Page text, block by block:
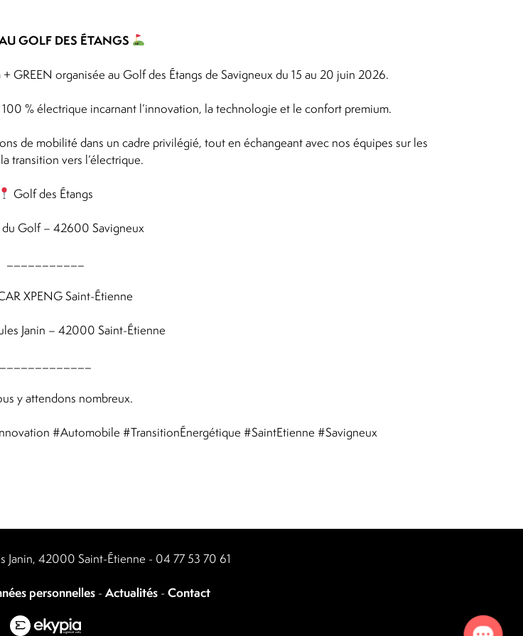
GOLF DES ÉTANGS
GREEN organisée au Golf des Étangs de Savigneux du 15 au 20 juin 2026.
% électrique incarnant l’innovation, la technologie et le confort premium.
de mobilité dans un cadre privilégié, tout en échangeant avec nos équipes sur les
transition vers l’électrique.
Golf des Étangs
Golf – 42600 Savigneux
XPENG Saint-Étienne
Janin – 42000 Saint-Étienne
y attendons nombreux.
#Automobile #TransitionÉnergétique #SaintEtienne #Savigneux
Janin, 42000 Saint-Étienne - 04 77 53 70 61
personnelles - Actualités - Contact